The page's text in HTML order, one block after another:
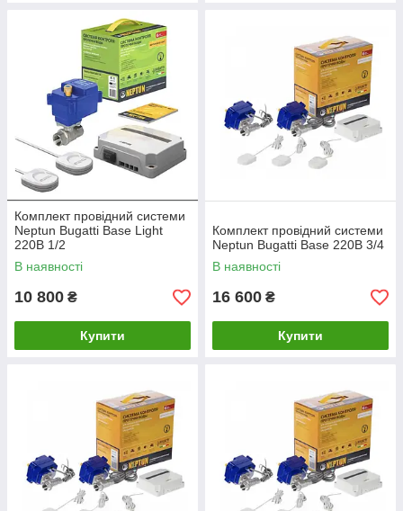
Комплект провідний системи
Neptun Bugatti Base Light
220В 1/2
В наявності
10 800 ₴
Купити
Комплект провідний системи
Neptun Bugatti Base 220B 3/4
В наявності
16 600 ₴
Купити